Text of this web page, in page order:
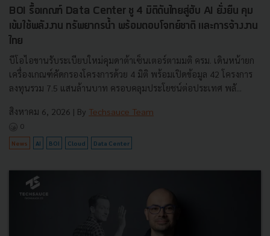
BOI รื้อเกณฑ์ Data Center ชู 4 มิติดันไทยสู่ฮับ AI ยั่งยืน คุม
เข้มใช้พลังงาน ทรัพยากรน้ำ พร้อมตอบโจทย์ชาติ และการจ้างงาน
ไทย
บีโอไอขานรับระเบียบใหม่คุมดาต้าเซ็นเตอร์ตามมติ ครม. เดินหน้ายก
เครื่องเกณฑ์คัดกรองโครงการด้วย 4 มิติ พร้อมเปิดข้อมูล 42 โครงการ
ลงทุนรวม 7.5 แสนล้านบาท ครอบคลุมประโยชน์ต่อประเทศ พลั...
สิงหาคม 6, 2026 | By Techsauce Team
0
News AI BOI Cloud Data Center